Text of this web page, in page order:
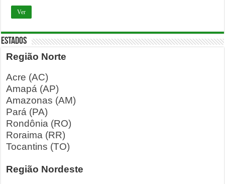
Ver
ESTADOS
Região Norte
Acre (AC)
Amapá (AP)
Amazonas (AM)
Pará (PA)
Rondônia (RO)
Roraima (RR)
Tocantins (TO)
Região Nordeste